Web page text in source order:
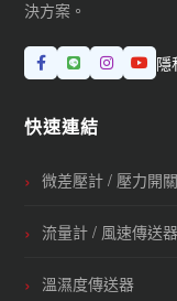
決方案。
隱
快速連結
微差壓計 / 壓力開關
流量計 / 風速傳送器
溫濕度傳送器